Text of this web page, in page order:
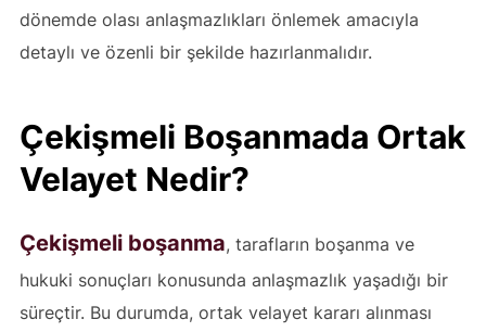
dönemde olası anlaşmazlıkları önlemek amacıyla
detaylı ve özenli bir şekilde hazırlanmalıdır.
Çekişmeli Boşanmada Ortak
Velayet Nedir?
Çekişmeli boşanma, tarafların boşanma ve
hukuki sonuçları konusunda anlaşmazlık yaşadığı bir
süreçtir. Bu durumda, ortak velayet kararı alınması